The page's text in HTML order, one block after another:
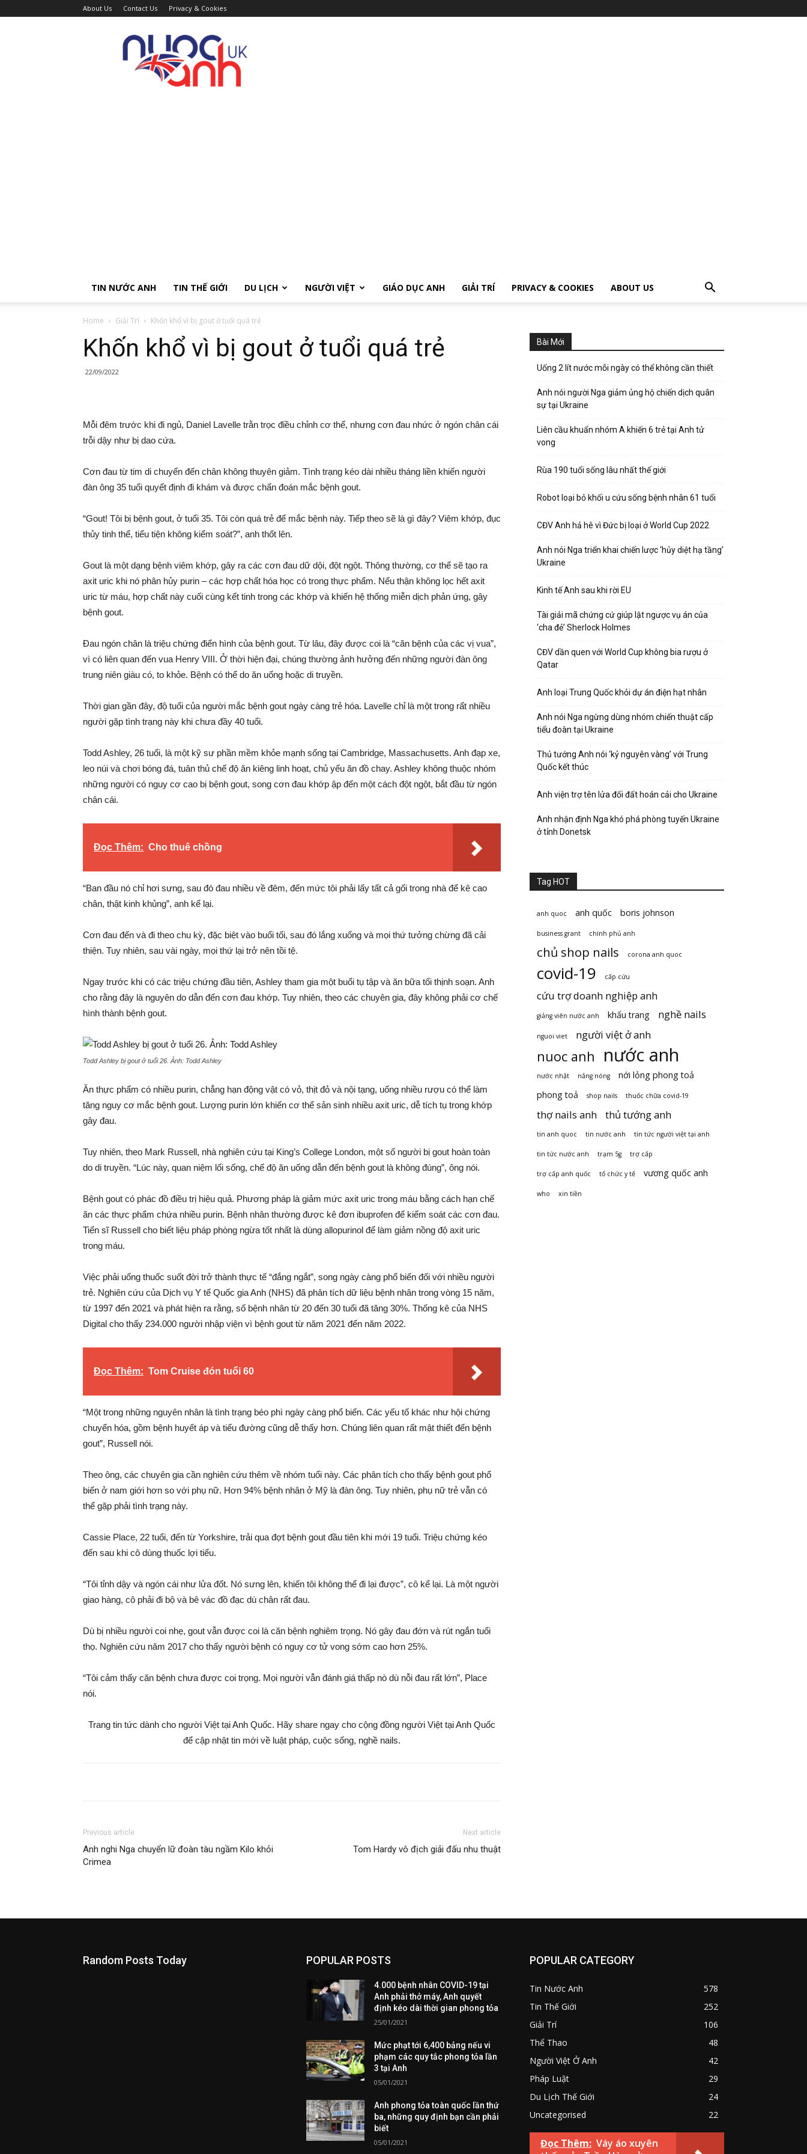
About Us Contact Us Privacy & Cookies
Trang
Tin
Tức
Nước
Anh
TIN NƯỚC ANH TIN THẾ GIỚI DU LỊCH NGƯỜI VIỆT GIÁO DỤC ANH GIẢI TRÍ PRIVACY & COOKIES ABOUT US
Home Giải Trí Khốn khổ vì bị gout ở tuổi quá trẻ
Khốn khổ vì bị gout ở tuổi quá trẻ
22/09/2022
Mỗi đêm trước khi đi ngủ, Daniel Lavelle trằn trọc điều chỉnh cơ thể, nhưng cơn đau nhức ở ngón chân cái
trỗi dậy như bị dao cứa.
Cơn đau từ tim di chuyển đến chân không thuyên giảm. Tình trạng kéo dài nhiều tháng liền khiến người
đàn ông 35 tuổi quyết định đi khám và được chẩn đoán mắc bệnh gout.
“Gout! Tôi bị bệnh gout, ở tuổi 35. Tôi còn quá trẻ để mắc bệnh này. Tiếp theo sẽ là gì đây? Viêm khớp, đục
thủy tinh thể, tiểu tiện không kiểm soát?”, anh thốt lên.
Gout là một dạng bệnh viêm khớp, gây ra các cơn đau dữ dội, đột ngột. Thông thường, cơ thể sẽ tạo ra
axit uric khi nó phân hủy purin – các hợp chất hóa học có trong thực phẩm. Nếu thận không lọc hết axit
uric từ máu, hợp chất này cuối cùng kết tinh trong các khớp và khiến hệ thống miễn dịch phản ứng, gây
bệnh gout.
Đau ngón chân là triệu chứng điển hình của bệnh gout. Từ lâu, đây được coi là “căn bệnh của các vị vua”,
vì có liên quan đến vua Henry VIII. Ở thời hiện đại, chúng thường ảnh hưởng đến những người đàn ông
trung niên giàu có, to khỏe. Bệnh có thể do ăn uống hoặc di truyền.
Thời gian gần đây, độ tuổi của người mắc bệnh gout ngày càng trẻ hóa. Lavelle chỉ là một trong rất nhiều
người gặp tình trạng này khi chưa đầy 40 tuổi.
Todd Ashley, 26 tuổi, là một kỹ sư phần mềm khỏe mạnh sống tại Cambridge, Massachusetts. Anh đạp xe,
leo núi và chơi bóng đá, tuân thủ chế độ ăn kiêng linh hoạt, chủ yếu ăn đồ chay. Ashley không thuộc nhóm
những người có nguy cơ cao bị bệnh gout, song cơn đau khớp ập đến một cách đột ngột, bắt đầu từ ngón
chân cái.
Đọc Thêm: Cho thuê chồng
“Ban đầu nó chỉ hơi sưng, sau đó đau nhiều về đêm, đến mức tôi phải lấy tất cả gối trong nhà để kê cao
chân, thật kinh khủng”, anh kể lại.
Cơn đau đến và đi theo chu kỳ, đặc biệt vào buổi tối, sau đó lắng xuống và mọi thứ tưởng chừng đã cải
thiện. Tuy nhiên, sau vài ngày, mọi thứ lại trở nên tồi tệ.
Ngay trước khi có các triệu chứng đầu tiên, Ashley tham gia một buổi tụ tập và ăn bữa tối thịnh soạn. Anh
cho rằng đây là nguyên do dẫn đến cơn đau khớp. Tuy nhiên, theo các chuyên gia, đây không phải cơ chế
hình thành bệnh gout.
Todd Ashley bị gout ở tuổi 26. Ảnh: Todd Ashley
Ăn thực phẩm có nhiều purin, chẳng hạn động vật có vỏ, thịt đỏ và nội tạng, uống nhiều rượu có thể làm
tăng nguy cơ mắc bệnh gout. Lượng purin lớn khiến cơ thể sản sinh nhiều axit uric, dễ tích tụ trong khớp
gây đau.
Tuy nhiên, theo Mark Russell, nhà nghiên cứu tại King’s College London, một số người bị gout hoàn toàn
do di truyền. “Lúc này, quan niệm lối sống, chế độ ăn uống dẫn đến bệnh gout là không đúng”, ông nói.
Bệnh gout có phác đồ điều trị hiệu quả. Phương pháp là giảm mức axit uric trong máu bằng cách hạn chế
ăn các thực phẩm chứa nhiều purin. Bệnh nhân thường được kê đơn ibuprofen để kiểm soát các cơn đau.
Tiến sĩ Russell cho biết liệu pháp phòng ngừa tốt nhất là dùng allopurinol để làm giảm nồng độ axit uric
trong máu.
Việc phải uống thuốc suốt đời trở thành thực tế “đắng ngắt”, song ngày càng phổ biến đối với nhiều người
trẻ. Nghiên cứu của Dịch vụ Y tế Quốc gia Anh (NHS) đã phân tích dữ liệu bệnh nhân trong vòng 15 năm,
từ 1997 đến 2021 và phát hiện ra rằng, số bệnh nhân từ 20 đến 30 tuổi đã tăng 30%. Thống kê của NHS
Digital cho thấy 234.000 người nhập viện vì bệnh gout từ năm 2021 đến năm 2022.
Đọc Thêm: Tom Cruise đón tuổi 60
“Một trong những nguyên nhân là tình trạng béo phì ngày càng phổ biến. Các yếu tố khác như hội chứng
chuyển hóa, gồm bệnh huyết áp và tiểu đường cũng dễ thấy hơn. Chúng liên quan rất mật thiết đến bệnh
gout”, Russell nói.
Theo ông, các chuyên gia cần nghiên cứu thêm về nhóm tuổi này. Các phân tích cho thấy bệnh gout phổ
biến ở nam giới hơn so với phụ nữ. Hơn 94% bệnh nhân ở Mỹ là đàn ông. Tuy nhiên, phụ nữ trẻ vẫn có
thể gặp phải tình trạng này.
Cassie Place, 22 tuổi, đến từ Yorkshire, trải qua đợt bệnh gout đầu tiên khi mới 19 tuổi. Triệu chứng kéo
đến sau khi cô dùng thuốc lợi tiểu.
“Tôi tỉnh dậy và ngón cái như lửa đốt. Nó sưng lên, khiến tôi không thể đi lại được”, cô kể lại. Là một người
giao hàng, cô phải đi bộ và bê vác đồ đạc dù chân rất đau.
Dù bị nhiều người coi nhẹ, gout vẫn được coi là căn bệnh nghiêm trọng. Nó gây đau đớn và rút ngắn tuổi
thọ. Nghiên cứu năm 2017 cho thấy người bệnh có nguy cơ tử vong sớm cao hơn 25%.
“Tôi cảm thấy căn bệnh chưa được coi trọng. Mọi người vẫn đánh giá thấp nò dù nỗi đau rất lớn”, Place
nói.
Trang tin tức dành cho người Việt tại Anh Quốc. Hãy share ngay cho cộng đồng người Việt tại Anh Quốc
để cập nhật tin mới về luật pháp, cuộc sống, nghề nails.
Previous article
Anh nghi Nga chuyển lữ đoàn tàu ngầm Kilo khỏi
Crimea
Next article
Tom Hardy vô địch giải đấu nhu thuật
Bài Mới
Uống 2 lít nước mỗi ngày có thể không cần thiết
Anh nói người Nga giảm ủng hộ chiến dịch quân
sự tại Ukraine
Liên cầu khuẩn nhóm A khiến 6 trẻ tại Anh tử
vong
Rùa 190 tuổi sống lâu nhất thế giới
Robot loại bỏ khối u cứu sống bệnh nhân 61 tuổi
CĐV Anh hả hê vì Đức bị loại ở World Cup 2022
Anh nói Nga triển khai chiến lược ‘hủy diệt hạ tầng’
Ukraine
Kinh tế Anh sau khi rời EU
Tài giải mã chứng cứ giúp lật ngược vụ án của
‘cha đẻ’ Sherlock Holmes
CĐV dần quen với World Cup không bia rượu ở
Qatar
Anh loại Trung Quốc khỏi dự án điện hạt nhân
Anh nói Nga ngừng dùng nhóm chiến thuật cấp
tiểu đoàn tại Ukraine
Thủ tướng Anh nói ‘kỷ nguyên vàng’ với Trung
Quốc kết thúc
Anh viện trợ tên lửa đối đất hoán cải cho Ukraine
Anh nhận định Nga khó phá phòng tuyến Ukraine
ở tỉnh Donetsk
Tag HOT
anh quoc anh quốc boris johnson
business grant chính phủ anh
chủ shop nails corona anh quoc
covid-19 cấp cứu
cứu trợ doanh nghiệp anh
giảng viên nước anh khẩu trang nghề nails
nguoi viet người việt ở anh
nuoc anh nước anh
nước nhật nắng nóng
nới lỏng phong toả
phong toả
shop nails thuốc chữa covid-19
thợ nails anh thủ tướng anh
tin anh quoc tin nước anh tin tức người việt tại anh
tin tức nước anh trạm 5g trợ cấp
trợ cấp anh quốc tổ chức y tế vương quốc anh
who xin tiền
Random Posts Today POPULAR POSTS
4.000 bệnh nhân COVID-19 tại
Anh phải thở máy, Anh quyết
định kéo dài thời gian phong tỏa
25/01/2021
Mức phạt tới 6,400 bảng nếu vi
phạm các quy tắc phong tỏa lần
3 tại Anh
05/01/2021
Anh phong tỏa toàn quốc lần thứ
ba, những quy định bạn cần phải
biết
05/01/2021
POPULAR CATEGORY
Tin Nước Anh
578
Tin Thế Giới
252
Giải Trí
106
Thể Thao
48
Người Việt Ở Anh
42
Pháp Luật
29
Du Lịch Thế Giới
24
Uncategorised
22
Đọc Thêm: Váy áo xuyên